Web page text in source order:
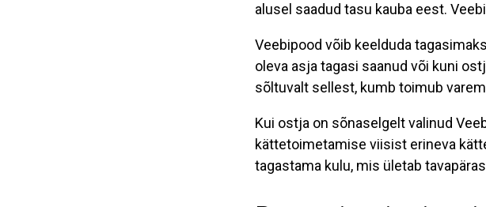
alusel saadud tasu kauba eest.
Veebipood võib keelduda
oleva asja tagasi saanud või kuni
sõltuvalt sellest, kumb toimub
Kui ostja on sõnaselgelt valinud
kättetoimetamise viisist erineva
tagastama kulu, mis ületab